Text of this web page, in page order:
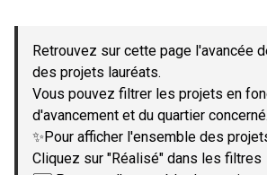
−
Retrouvez sur cette page l'avancée
des projets lauréats.
Vous pouvez filtrer les projets en
d'avancement et du quartier concerné.
✨Pour afficher l'ensemble des
Cliquez sur "Réalisé" dans les filtres